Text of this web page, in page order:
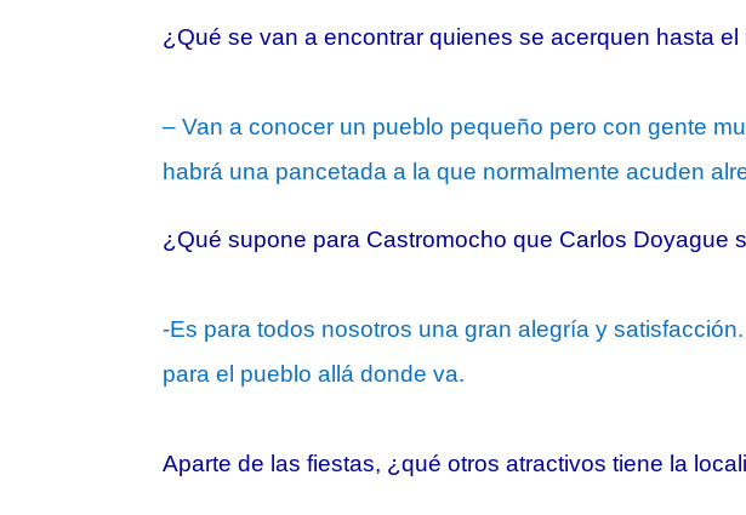
¿Qué se van a encontrar quienes se acerquen hasta
– Van a conocer un pueblo pequeño pero con gente
habrá una pancetada a la que normalmente acuden
¿Qué supone para Castromocho que Carlos Doyague
-Es para todos nosotros una gran alegría y
para el pueblo allá donde va.
Aparte de las fiestas, ¿qué otros atractivos tiene la